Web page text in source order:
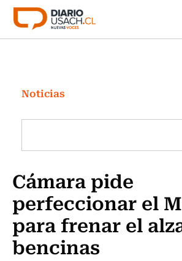
Click acá para ir directamente al
Investigación
Cultura
Programas Radio y TV Usach
Noticias
Cámara pide
perfeccionar el
para frenar el
bencinas